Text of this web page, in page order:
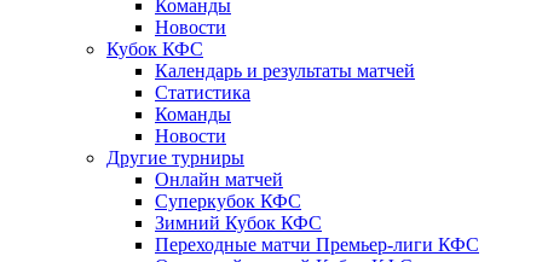
Команды
Новости
Кубок КФС
Календарь и результаты матчей
Статистика
Команды
Новости
Другие турниры
Онлайн матчей
Суперкубок КФС
Зимний Кубок КФС
Переходные матчи Премьер-лиги КФС